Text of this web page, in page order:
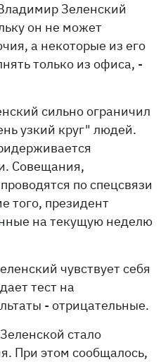
Зеленский
он не может
а некоторые из его
только из офиса, -
сильно ограничил
узкий круг" людей.
Совещания,
по спецсвязи
того, президент
на текущую неделю
чувствует себя
тест на
- отрицательные.
стало
При этом сообщалось,